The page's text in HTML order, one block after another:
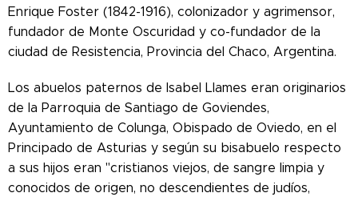
Enrique Foster (1842-1916), colonizador y agrimensor,
fundador de Monte Oscuridad y co-fundador de la
ciudad de Resistencia, Provincia del Chaco, Argentina.
Los abuelos paternos de Isabel Llames eran originarios
de la Parroquia de Santiago de Goviendes,
Ayuntamiento de Colunga, Obispado de Oviedo, en el
Principado de Asturias y según su bisabuelo respecto
a sus hijos eran "cristianos viejos, de sangre limpia y
conocidos de origen, no descendientes de judíos,